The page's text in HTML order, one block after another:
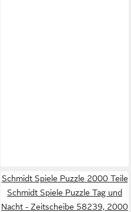
Schmidt Spiele Puzzle 2000 Teile
Schmidt Spiele Puzzle Tag und
Nacht - Zeitscheibe 58239, 2000